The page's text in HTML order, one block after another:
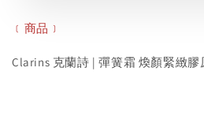
﹝商品﹞
Clarins 克蘭詩 | 彈簧霜 煥顏緊緻膠